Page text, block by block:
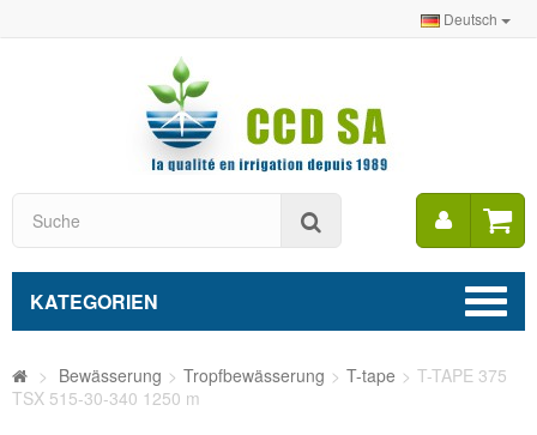
Deutsch
Mein
Konto
KATEGORIEN
> Bewässerung > Tropfbewässerung > T-tape > T-TAPE 375
TSX 515-30-340 1250 m